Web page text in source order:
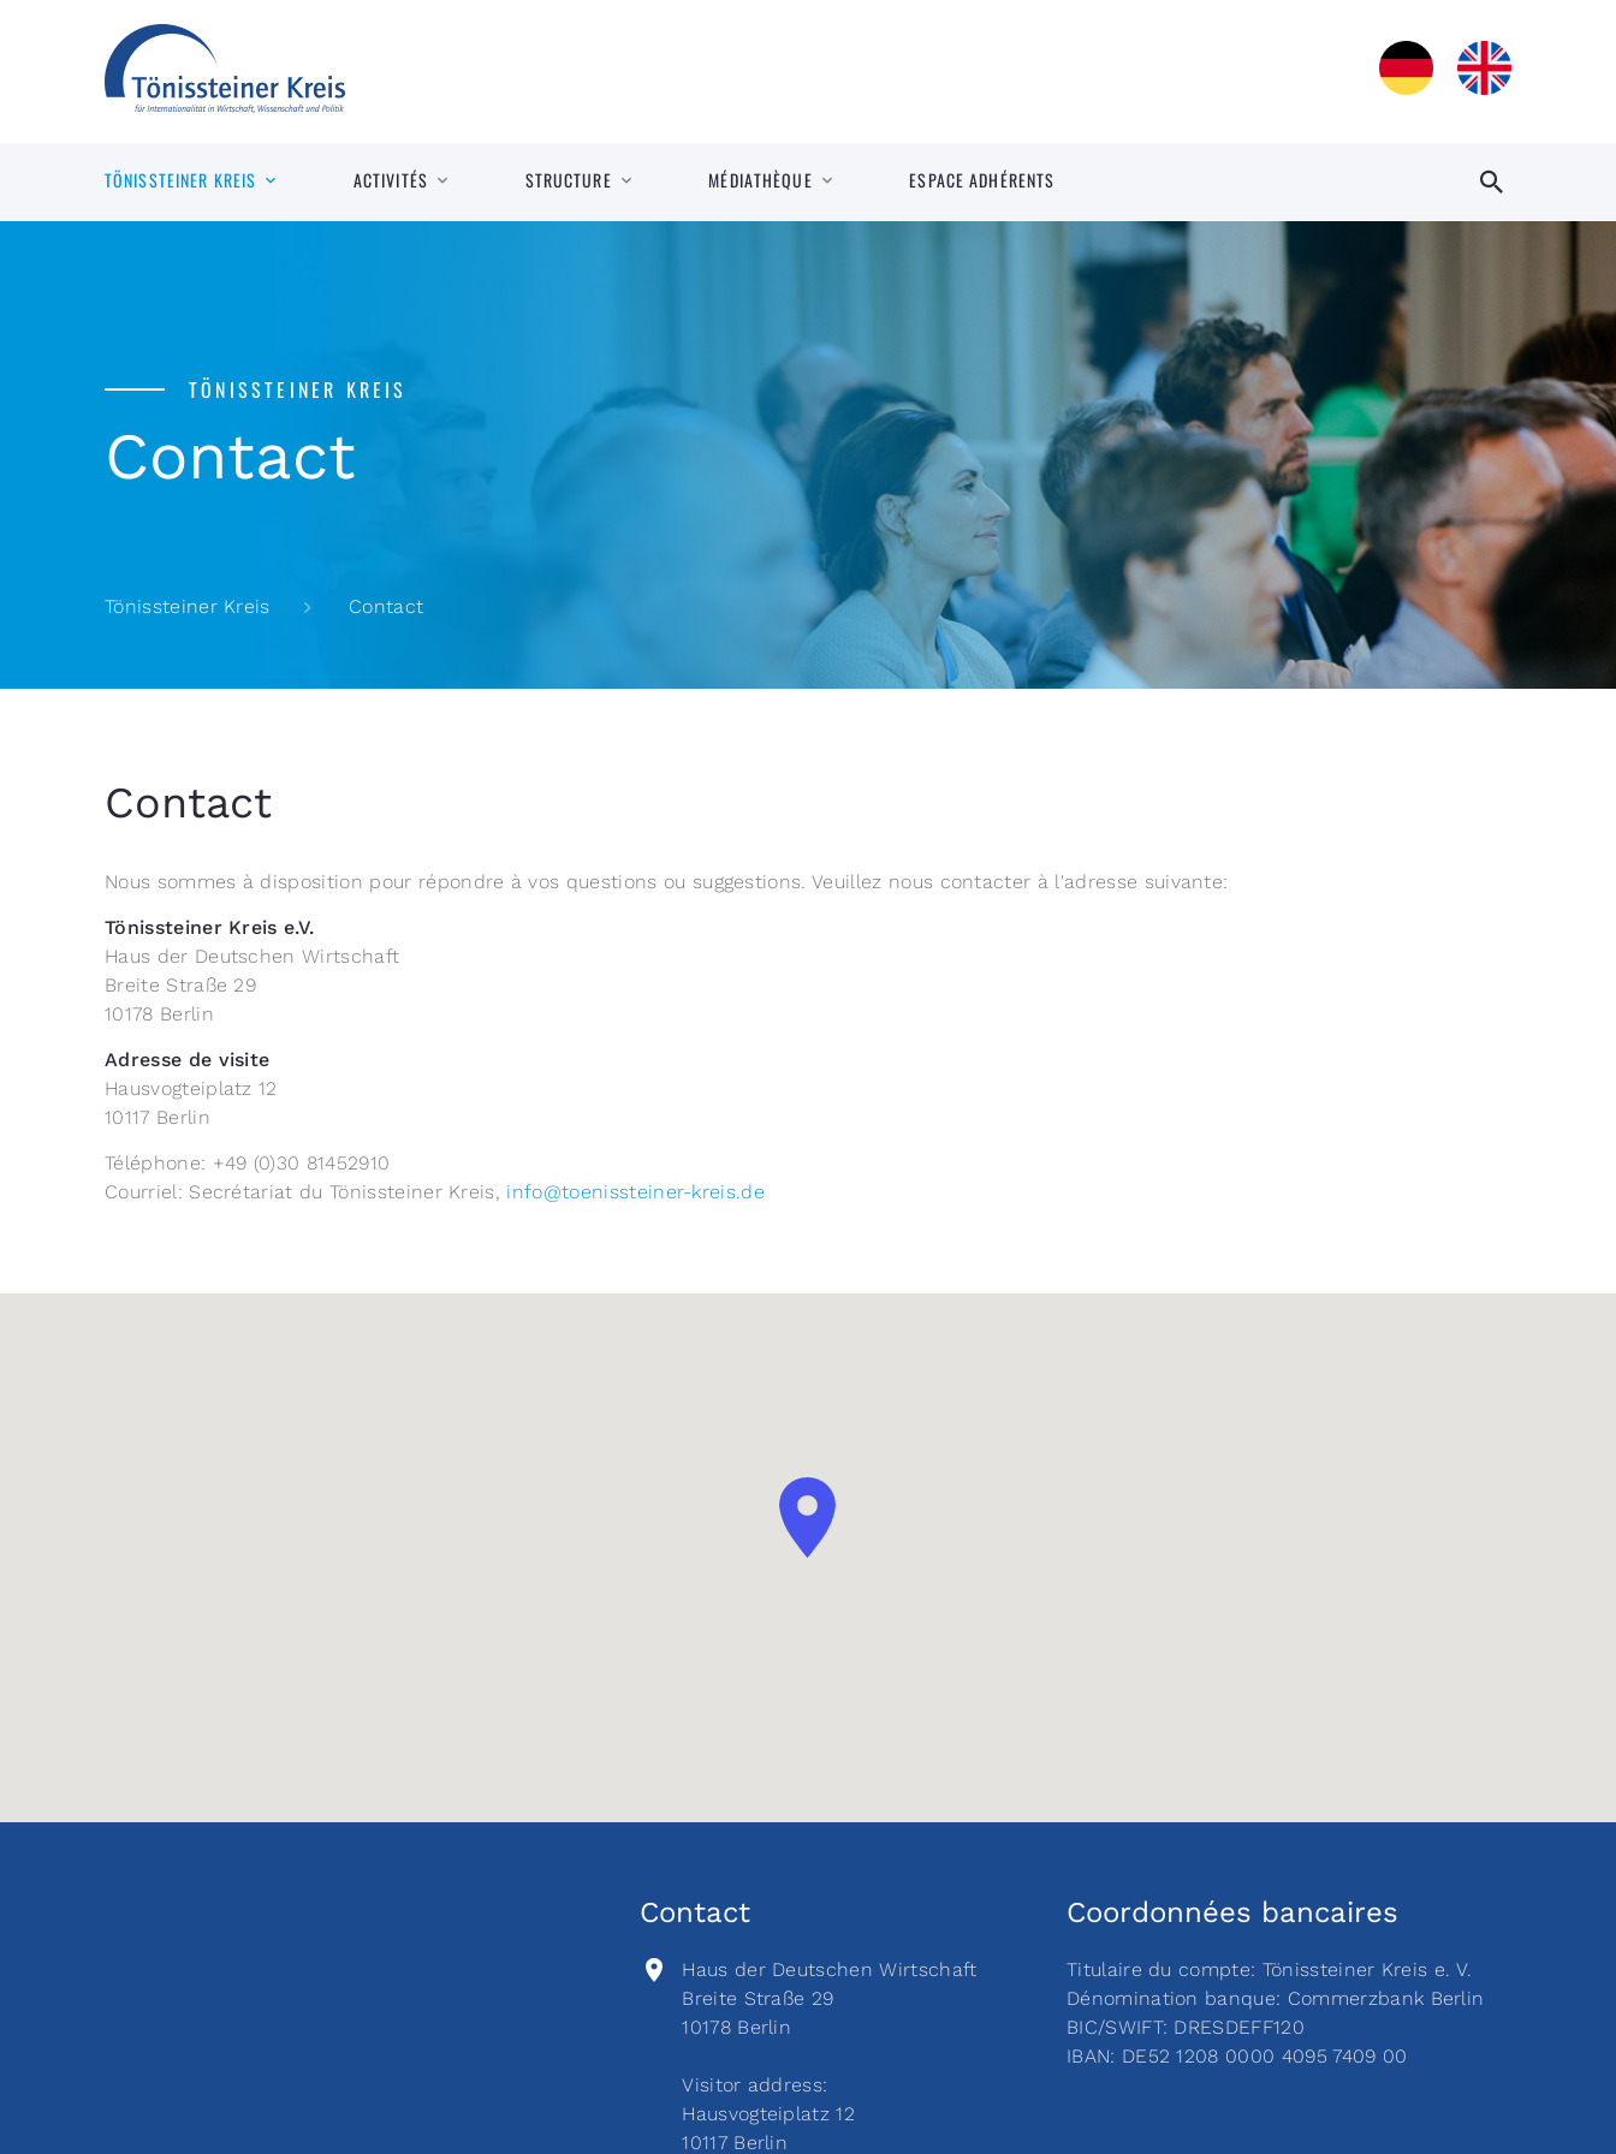
TÖNISSTEINER KREIS ACTIVITÉS STRUCTURE MÉDIATHÈQUE ESPACE ADHÉRENTS
TÖNISSTEINER KREIS
Contact
Tönissteiner Kreis Contact
Contact
Nous sommes à disposition pour répondre à vos questions ou suggestions. Veuillez nous contacter à l'adresse suivante:
Tönissteiner Kreis e.V.
Haus der Deutschen Wirtschaft
Breite Straße 29
10178 Berlin
Adresse de visite
Hausvogteiplatz 12
10117 Berlin
Téléphone: +49 (0)30 81452910
Courriel: Secrétariat du Tönissteiner Kreis, info@toenissteiner-kreis.de
Contact
Haus der Deutschen Wirtschaft
Breite Straße 29
10178 Berlin
Visitor address:
Hausvogteiplatz 12
10117 Berlin
Coordonnées bancaires
Titulaire du compte: Tönissteiner Kreis e. V.
Dénomination banque: Commerzbank Berlin
BIC/SWIFT: DRESDEFF120
IBAN: DE52 1208 0000 4095 7409 00